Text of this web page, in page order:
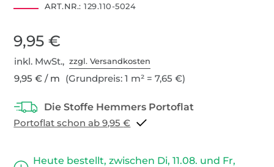
ART.NR.: 129.110-5024
9,95 €
inkl. MwSt.,zzgl. Versandkosten
9,95 € / m (Grundpreis: 1 m² = 7,65 €)
Portoflat schon ab 9,95 €
Heute bestellt, zwischen Di, 11.08. und Fr,